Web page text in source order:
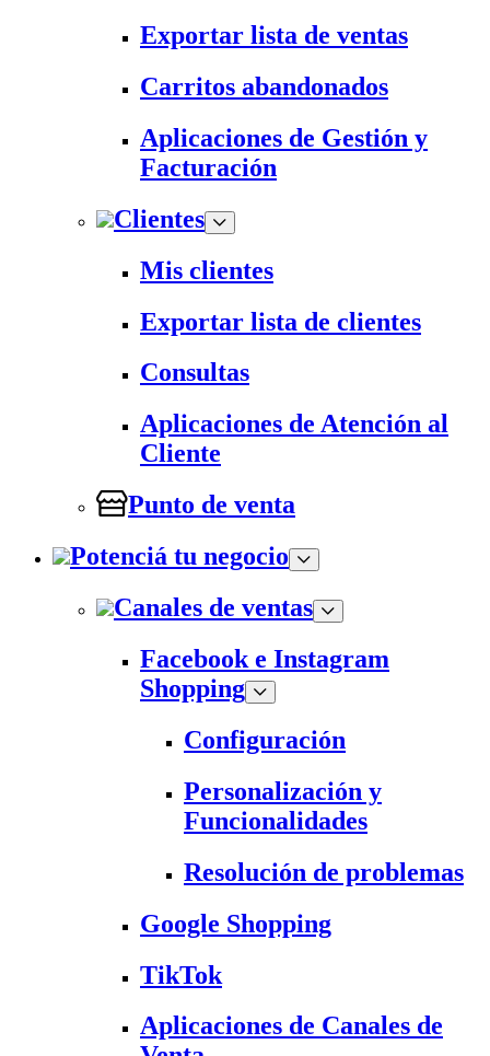
Exportar lista de ventas
Carritos abandonados
Aplicaciones de Gestión y
Facturación
Clientes
Mis clientes
Exportar lista de clientes
Consultas
Aplicaciones de Atención al
Cliente
Punto de venta
Potenciá tu negocio
Canales de ventas
Facebook e Instagram
Shopping
Configuración
Personalización y
Funcionalidades
Resolución de problemas
Google Shopping
TikTok
Aplicaciones de Canales de